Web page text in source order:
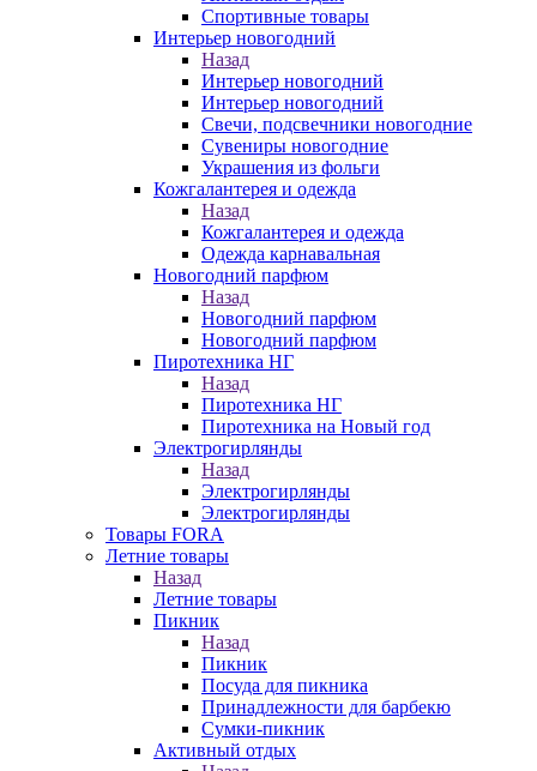
Спортивные товары
Интерьер новогодний
Назад
Интерьер новогодний
Интерьер новогодний
Свечи, подсвечники новогодние
Сувениры новогодние
Украшения из фольги
Кожгалантерея и одежда
Назад
Кожгалантерея и одежда
Одежда карнавальная
Новогодний парфюм
Назад
Новогодний парфюм
Новогодний парфюм
Пиротехника НГ
Назад
Пиротехника НГ
Пиротехника на Новый год
Электрогирлянды
Назад
Электрогирлянды
Электрогирлянды
Товары FORA
Летние товары
Назад
Летние товары
Пикник
Назад
Пикник
Посуда для пикника
Принадлежности для барбекю
Сумки-пикник
Активный отдых